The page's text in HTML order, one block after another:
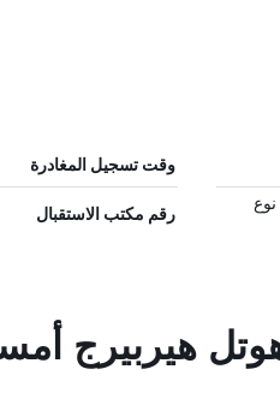
وقت تسجيل المغادرة
رقم مكتب الاستقبال
هيربيرج